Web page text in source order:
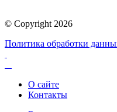
© Copyright 2026
Политика обработки
О сайте
Контакты